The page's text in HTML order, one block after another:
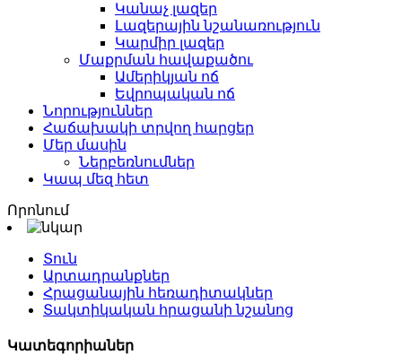
Կանաչ լազեր
Լազերային նշանառություն
Կարմիր լազեր
Մաքրման հավաքածու
Ամերիկյան ոճ
Եվրոպական ոճ
Նորություններ
Հաճախակի տրվող հարցեր
Մեր մասին
Ներբեռնումներ
Կապ մեզ հետ
Որոնում
Տուն
Արտադրանքներ
Հրացանային հեռադիտակներ
Տակտիկական հրացանի նշանոց
Կատեգորիաներ